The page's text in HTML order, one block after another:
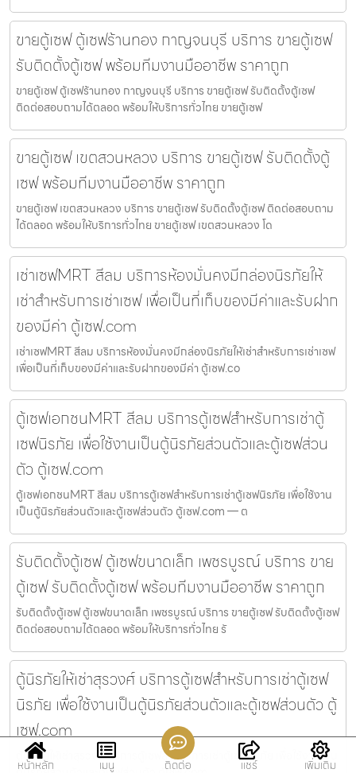
ขายตู้เซฟ ตู้เซฟร้านทอง กาญจนบุรี บริการ ขายตู้เซฟ
รับติดตั้งตู้เซฟ พร้อมทีมงานมืออาชีพ ราคาถูก
ขายตู้เซฟ ตู้เซฟร้านทอง กาญจนบุรี บริการ ขายตู้เซฟ รับติดตั้งตู้เซฟ
ติดต่อสอบถามได้ตลอด พร้อมให้บริการทั่วไทย ขายตู้เซฟ
ขายตู้เซฟ เขตสวนหลวง บริการ ขายตู้เซฟ รับติดตั้งตู้
เซฟ พร้อมทีมงานมืออาชีพ ราคาถูก
ขายตู้เซฟ เขตสวนหลวง บริการ ขายตู้เซฟ รับติดตั้งตู้เซฟ ติดต่อสอบถาม
ได้ตลอด พร้อมให้บริการทั่วไทย ขายตู้เซฟ เขตสวนหลวง โด
เช่าเซฟMRT สีลม บริการห้องมั่นคงมีกล่องนิรภัยให้
เช่าสำหรับการเช่าเซฟ เพื่อเป็นที่เก็บของมีค่าและรับฝาก
ของมีค่า ตู้เซฟ.com
เช่าเซฟMRT สีลม บริการห้องมั่นคงมีกล่องนิรภัยให้เช่าสำหรับการเช่าเซฟ
เพื่อเป็นที่เก็บของมีค่าและรับฝากของมีค่า ตู้เซฟ.co
ตู้เซฟเอกชนMRT สีลม บริการตู้เซฟสำหรับการเช่าตู้
เซฟนิรภัย เพื่อใช้งานเป็นตู้นิรภัยส่วนตัวและตู้เซฟส่วน
ตัว ตู้เซฟ.com
ตู้เซฟเอกชนMRT สีลม บริการตู้เซฟสำหรับการเช่าตู้เซฟนิรภัย เพื่อใช้งาน
เป็นตู้นิรภัยส่วนตัวและตู้เซฟส่วนตัว ตู้เซฟ.com — ต
รับติดตั้งตู้เซฟ ตู้เซฟขนาดเล็ก เพชรบูรณ์ บริการ ขาย
ตู้เซฟ รับติดตั้งตู้เซฟ พร้อมทีมงานมืออาชีพ ราคาถูก
รับติดตั้งตู้เซฟ ตู้เซฟขนาดเล็ก เพชรบูรณ์ บริการ ขายตู้เซฟ รับติดตั้งตู้เซฟ
ติดต่อสอบถามได้ตลอด พร้อมให้บริการทั่วไทย รั
ตู้นิรภัยให้เช่าสุรวงศ์ บริการตู้เซฟสำหรับการเช่าตู้เซฟ
นิรภัย เพื่อใช้งานเป็นตู้นิรภัยส่วนตัวและตู้เซฟส่วนตัว ตู้
เซฟ.com
ตู้นิรภัยให้เช่าสุรวงศ์ บริการตู้เซฟสำหรับการเช่าตู้เซฟนิรภัย เพื่อใช้งานเป็น
หน้าหลัก เมนู ติดต่อ แชร์ เพิ่มเติม